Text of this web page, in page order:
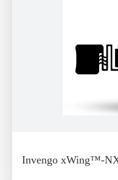
Invengo xWing™-